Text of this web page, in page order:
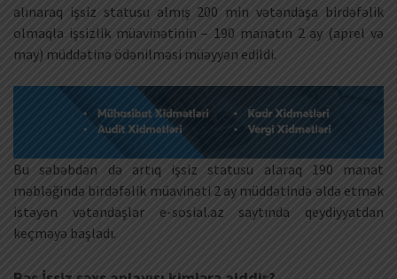
alınaraq işsiz statusu almış 200 min vətəndaşa birdəfəlik
olmaqla işsizlik müavinətinin – 190 manatın 2 ay (aprel və
may) müddətinə ödənilməsi müəyyən edildi.
Bu səbəbdən də artıq işsiz statusu alaraq 190 manat
məbləğində birdəfəlik müavinəti 2 ay müddətində əldə etmək
istəyən vətəndaşlar e-sosial.az saytında qeydiyyatdan
keçməyə başladı.